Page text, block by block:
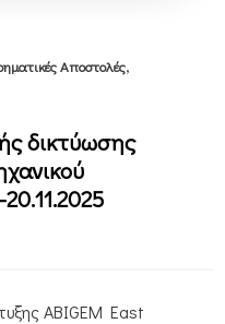
Αποστολές,
δικτύωσης
ABIGEM East